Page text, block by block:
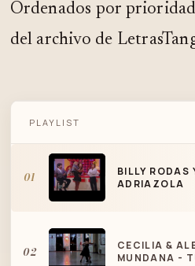
Ordenados por
del archivo de
PLAYLIST
01
BILLY RODAS
ADRIAZOLA
02
CECILIA &
MUNDANA -